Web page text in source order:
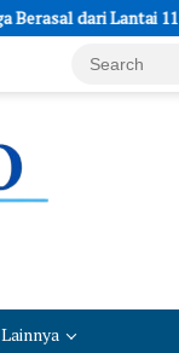
Buka Peluang
Lainnya